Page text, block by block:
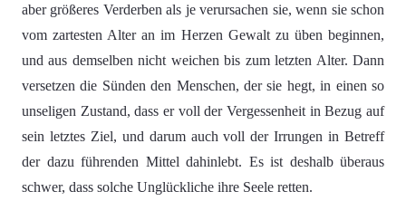
aber größeres Verderben als je verursachen sie, wenn sie schon
vom zartesten Alter an im Herzen Gewalt zu üben beginnen,
und aus demselben nicht weichen bis zum letzten Alter. Dann
versetzen die Sünden den Menschen, der sie hegt, in einen so
unseligen Zustand, dass er voll der Vergessenheit in Bezug auf
sein letztes Ziel, und darum auch voll der Irrungen in Betreff
der dazu führenden Mittel dahinlebt. Es ist deshalb überaus
schwer, dass solche Unglückliche ihre Seele retten.